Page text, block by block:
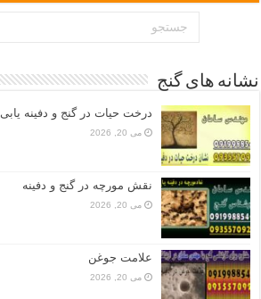
نشانه های گنج
درخت حیات در گنج و دفینه یابی
می 20, 2026
نقش مورچه در گنج و دفینه
می 20, 2026
علامت جوغن
می 20, 2026